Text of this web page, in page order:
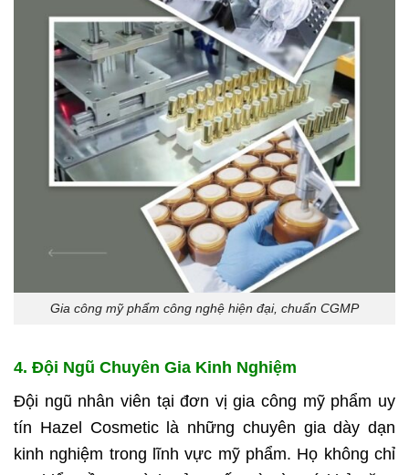
Gia công mỹ phẩm công nghệ hiện đại, chuẩn CGMP
4. Đội Ngũ Chuyên Gia Kinh Nghiệm
Đội ngũ nhân viên tại đơn vị gia công mỹ phẩm uy
tín Hazel Cosmetic là những chuyên gia dày dạn
kinh nghiệm trong lĩnh vực mỹ phẩm. Họ không chỉ